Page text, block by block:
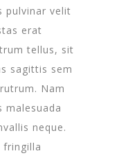
pulvinar velit
erat
tellus, sit
sagittis sem
Nam
malesuada
neque.
fringilla